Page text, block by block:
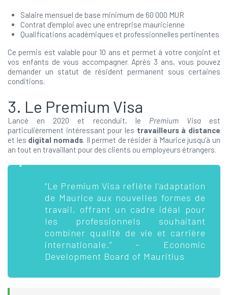
Salaire mensuel de base minimum de 60 000 MUR
Contrat d’emploi avec une entreprise mauricienne
Qualifications académiques et professionnelles pertinentes
Ce permis est valable pour 10 ans et permet à votre conjoint et
vos enfants de vous accompagner. Après 3 ans, vous pouvez
demander un statut de résident permanent sous certaines
conditions.
3. Le Premium Visa
Lancé en 2020 et reconduit, le Premium Visaest
particulièrement intéressant pour les travailleurs à distance
et les digital nomads. Il permet de résider à Maurice jusqu’à un
an tout en travaillant pour des clients ou employeurs étrangers.
“Le Premium Visa reflète l’adaptation
de Maurice aux nouvelles formes de
travail, offrant un cadre idéal pour
les professionnels souhaitant
combiner qualité de vie et carrière
internationale.” – Economic
Development Board of Mauritius